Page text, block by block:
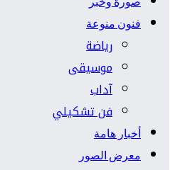
فنون منوعة
رياضة
موسيقى
آداب
فن تشكيلي
أخبار هامة
معرض الصور